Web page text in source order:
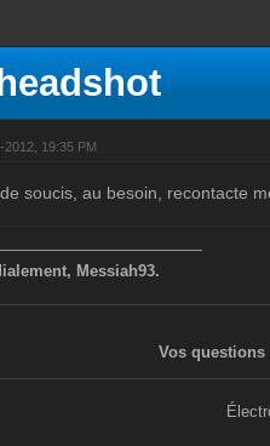
2012, 19:35 PM
soucis, au besoin, recontacte
Messiah93.
Vos questions